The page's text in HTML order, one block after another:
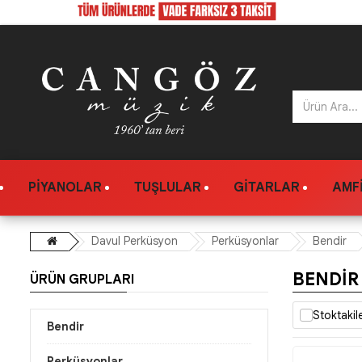
PIYANOLAR TUŞLULAR GITARLAR
Davul Perküsyon Perküsyonlar Bendir
ÜRÜN GRUPLARI
Bendir
BENDIR